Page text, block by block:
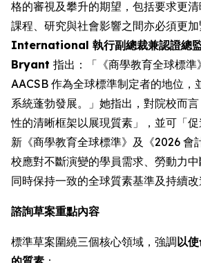
格的審視及攀升的期望，包括要求更清
課程、研究與社會影響之間亦必須更加
International 執行副總裁兼認證總
Bryant 指出：「《商學教育全球標準
AACSB 作為全球標準制定者的地位，
系統蓬勃發展。」她指出，對院校而
性的清晰框架以展現質素」，並可「
新《商學教育全球標準》及《2026 會
校應對不斷演變的學員需求、勞動力中
同時保持一致的全球質素基準及持續改
諮詢草案重點內容
標準草案圍繞三個核心領域，強調以